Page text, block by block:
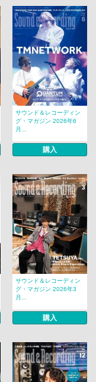
サウンド＆レコーディン
グ・マガジン 2026年6
月...
購入
サウンド＆レコーディン
グ・マガジン 2026年3
月...
購入